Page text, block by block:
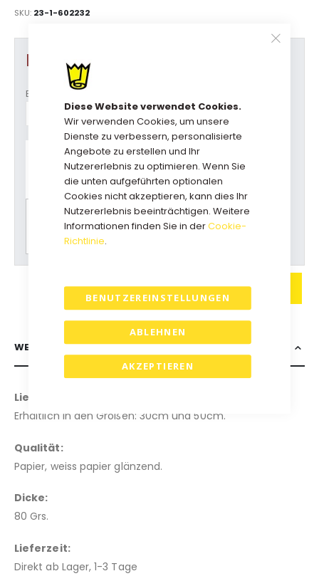
Diese Website verwendet Cookies.
Wir verwenden Cookies, um unsere
Dienste zu verbessern, personalisierte
Angebote zu erstellen und Ihr
Nutzererlebnis zu optimieren. Wenn Sie
die unten aufgeführten optionalen
Cookies nicht akzeptieren, kann dies Ihr
Nutzererlebnis beeinträchtigen. Weitere
Informationen finden Sie in derCookie-
Richtlinie.
AKZEPTIEREN
BENUTZEREINSTELLUNGEN
ABLEHNEN
SKU 23-1-602232
Produkt Optionen
Breite
Haben Sie Fragen zu diesem
Produkt?
Rufen Sie uns an: +31(0)73-5229800
kundendienst@geschenkboxdirekt.de
Bitte wählen Sie zuerst alle Optionen für einen
Preisvorschlag.
IN DEN WARENKORB
WEITERE INFORMATIONEN
Lieferbare Größen:
Erhältlich in den Größen: 30cm und 50cm.
Qualität:
Papier, weiss papier glänzend.
Dicke:
80 Grs.
Lieferzeit:
Direkt ab Lager, 1-3 Tage